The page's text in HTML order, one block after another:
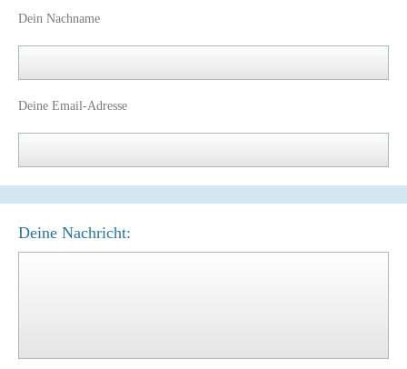
Dein Nachname
Deine Email-Adresse
Deine Nachricht: